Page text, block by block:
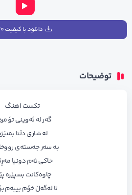
دانلود با کیفیت ۳۲۰
توضیحات
تکست اهنگ
گەر لە ئەوینی تۆ
لە شاری دڵتا
بە سەر جەستەی
خاکی ئەم دونیا
چاوەکانت بسپێرە
تا لەگەڵ خۆم بیبەم